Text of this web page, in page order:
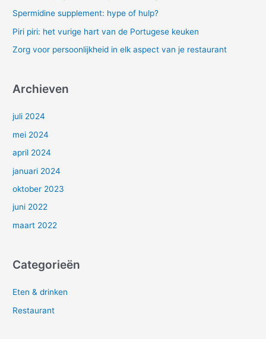
r
:
Spermidine supplement: hype of hulp?
Piri piri: het vurige hart van de Portugese keuken
Zorg voor persoonlijkheid in elk aspect van je restaurant
Archieven
juli 2024
mei 2024
april 2024
januari 2024
oktober 2023
juni 2022
maart 2022
Categorieën
Eten & drinken
Restaurant